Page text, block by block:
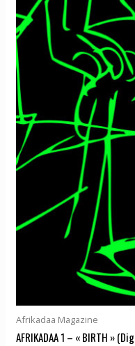
Afrikadaa Magazine
AFRIKADAA 1 – « BIRTH »